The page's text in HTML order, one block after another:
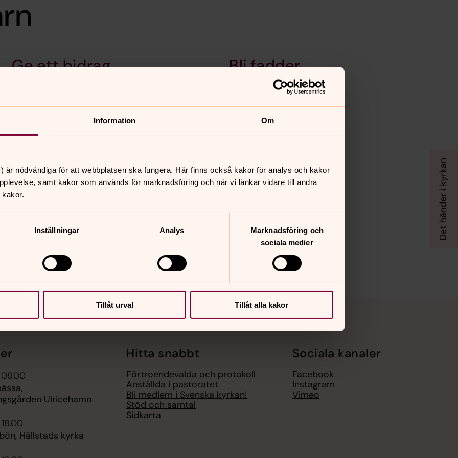
Information Om
är nödvändiga för att webbplatsen ska fungera. Här finns också kakor för analys och kakor
samt kakor som används för marknadsföring och när vi länkar vidare till andra
Inställningar Analys
Marknadsföring och
sociala medier
Tillåt urval Tillåt alla kakor
Ge ett bidrag Bli fadder
Historik om Voiprojektet Kontakter
Ulricehamn
Hällstads kyrka
Hitta snabbt
Förtroendevalda och protokoll
Anställda i pastoratet
Bli medlem i Svenska kyrkan!
Stöd och samtal
Sidkarta
Sociala kanaler
Facebook
Instagram
Vimeo